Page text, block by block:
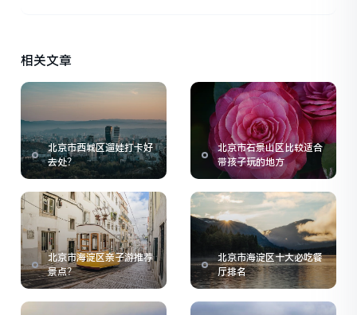
相关文章
北京市西城区遛娃打卡好
去处？
北京市石景山区比较适合
带孩子玩的地方
北京市海淀区亲子游推荐
景点？
北京市海淀区十大必吃餐
厅排名